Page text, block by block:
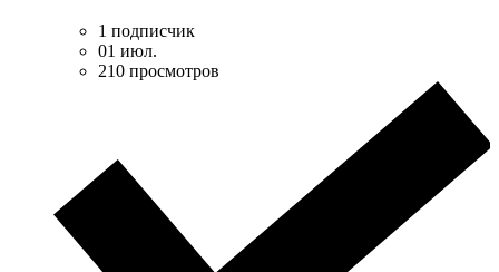
1 подписчик
01 июл.
210 просмотров